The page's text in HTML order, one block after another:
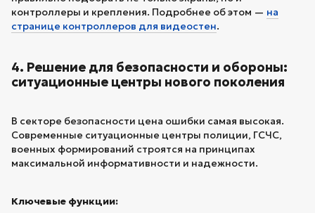
контроллеры и крепления. Подробнее об этом — на
странице контроллеров для видеостен.
4. Решение для безопасности и обороны:
ситуационные центры нового поколения
В секторе безопасности цена ошибки самая высокая.
Современные ситуационные центры полиции, ГСЧС,
военных формирований строятся на принципах
максимальной информативности и надежности.
Ключевые функции: